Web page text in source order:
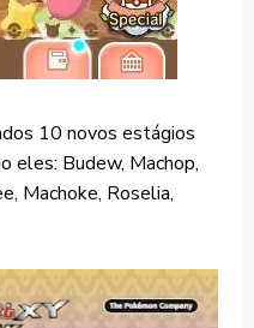
10 novos estágios
eles: Budew, Machop,
Machoke, Roselia,